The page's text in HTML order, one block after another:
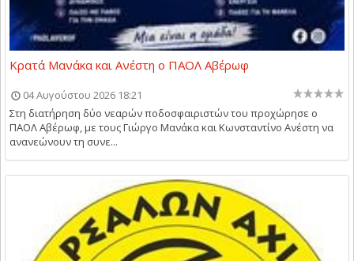
Κρατά Μανάκα και Ανέστη ο ΠΑΟΛ Αβέρωφ
04 Αυγούστου 2026 18:21
Στη διατήρηση δύο νεαρών ποδοσφαιριστών του προχώρησε ο
ΠΑΟΛ Αβέρωφ, με τους Γιώργο Μανάκα και Κωνσταντίνο Ανέστη να
ανανεώνουν τη συνε...